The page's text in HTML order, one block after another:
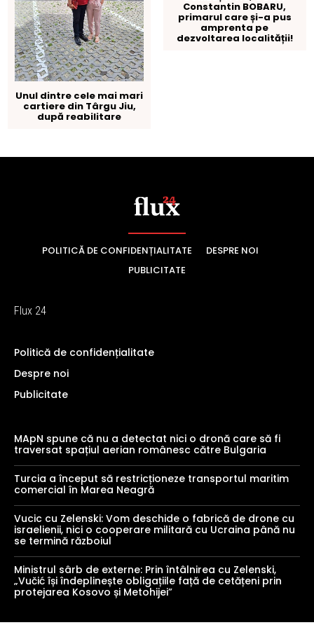
POLITICĂ DE CONFIDENȚIALITATE
DESPRE NOI
PUBLICITATE
Flux 24
Politică de confidențialitate
Despre noi
Publicitate
MApN spune că nu a detectat nici o dronă care să fi
traversat spațiul aerian românesc către Bulgaria
Turcia a început să restricționeze transportul maritim
comercial în Marea Neagră
Vucic cu Zelenski: Vom deschide o fabrică de drone cu
israelienii, nici o cooperare militară cu Ucraina până nu
se termină războiul
Ministrul sârb de externe: Prin întâlnirea cu Zelenski,
„Vučić își îndeplinește obligațiile față de cetățeni prin
protejarea Kosovo și Metohijei”